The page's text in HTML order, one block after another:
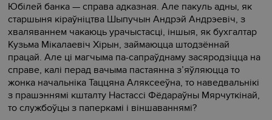
Юбілей банка — справа адказная. Але пакуль адны, як
старшыня кіраўніцтва Шыпучын Андрэй Андрэевіч, з
хваляваннем чакаюць урачыстасці, іншыя, як бухгалтар
Кузьма Мікалаевіч Хірын, займаюцца штодзённай
працай. Але ці магчыма па-сапраўднаму засяродзіцца на
справе, калі перад вачыма пастаянна з’яўляюцца то
жонка начальніка Таццяна Аляксееўна, то наведвальнікі
з прашэннямі кшталту Настассі Фёдараўны Мярчуткінай,
то службоўцы з паперкамі і віншаваннямі?